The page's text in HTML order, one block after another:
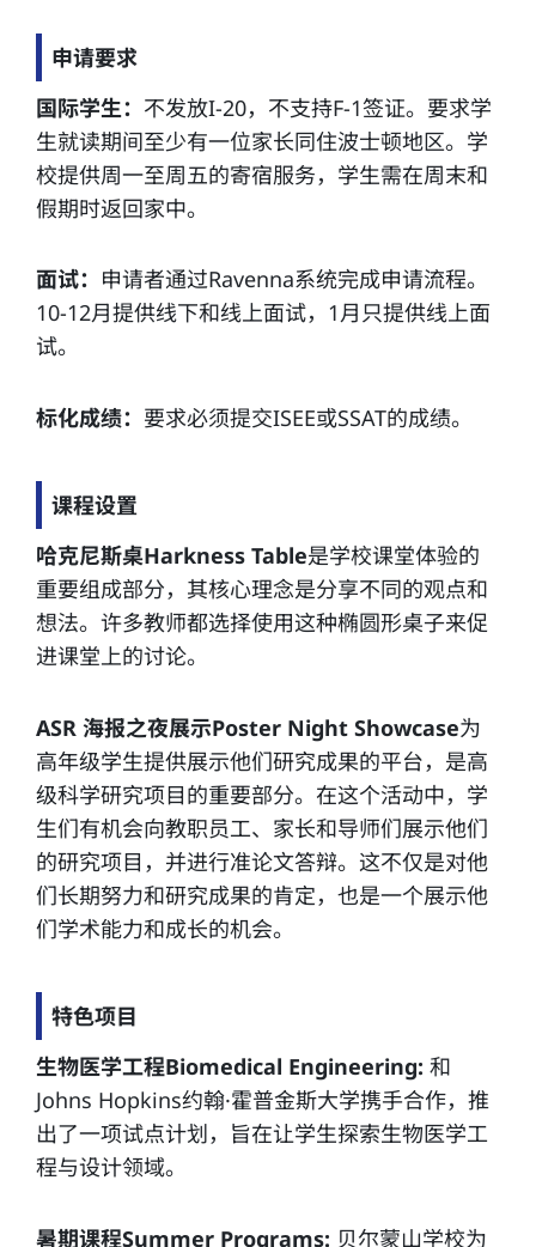
申请要求
国际学生： 不发放I-20，不支持F-1签证。要求学
生就读期间至少有一位家长同住波士顿地区。学
校提供周一至周五的寄宿服务，学生需在周末和
假期时返回家中。
面试： 申请者通过Ravenna系统完成申请流程。
10-12月提供线下和线上面试，1月只提供线上面
试。
标化成绩： 要求必须提交ISEE或SSAT的成绩。
课程设置
哈克尼斯桌Harkness Table是学校课堂体验的
重要组成部分，其核心理念是分享不同的观点和
想法。许多教师都选择使用这种椭圆形桌子来促
进课堂上的讨论。
ASR 海报之夜展示Poster Night Showcase为
高年级学生提供展示他们研究成果的平台，是高
级科学研究项目的重要部分。在这个活动中，学
生们有机会向教职员工、家长和导师们展示他们
的研究项目，并进行准论文答辩。这不仅是对他
们长期努力和研究成果的肯定，也是一个展示他
们学术能力和成长的机会。
特色项目
生物医学工程Biomedical Engineering: 和
Johns Hopkins约翰·霍普金斯大学携手合作，推
出了一项试点计划，旨在让学生探索生物医学工
程与设计领域。
暑期课程Summer Programs: 贝尔蒙山学校为